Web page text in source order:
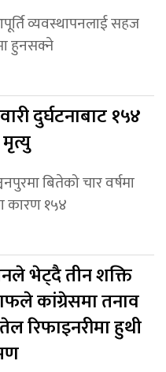
व्यवस्थापनलाई सहज
हुनसक्ने
दुर्घटनाबाट १५४
बितेको चार वर्षमा
कारण १५४
भेट्दै तीन शक्ति
कांग्रेसमा तनाव
रिफाइनरीमा हुथी